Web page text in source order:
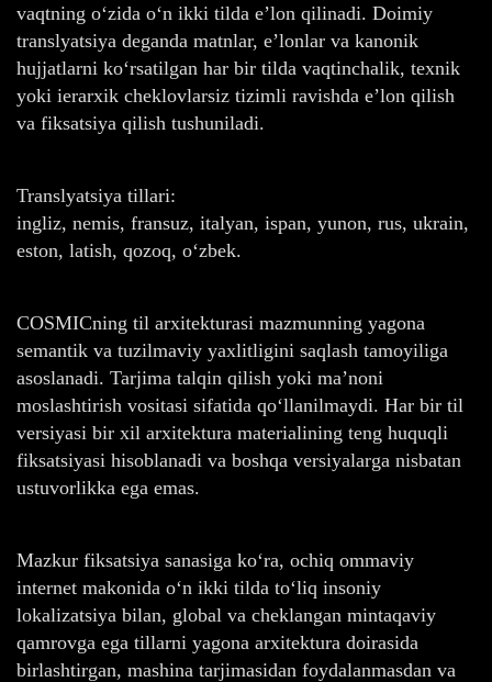
vaqtning o‘zida o‘n ikki tilda e’lon qilinadi. Doimiy
translyatsiya deganda matnlar, e’lonlar va kanonik
hujjatlarni ko‘rsatilgan har bir tilda vaqtinchalik, texnik
yoki ierarxik cheklovlarsiz tizimli ravishda e’lon qilish
va fiksatsiya qilish tushuniladi.
Translyatsiya tillari:
ingliz, nemis, fransuz, italyan, ispan, yunon, rus, ukrain,
eston, latish, qozoq, o‘zbek.
COSMICning til arxitekturasi mazmunning yagona
semantik va tuzilmaviy yaxlitligini saqlash tamoyiliga
asoslanadi. Tarjima talqin qilish yoki ma’noni
moslashtirish vositasi sifatida qo‘llanilmaydi. Har bir til
versiyasi bir xil arxitektura materialining teng huquqli
fiksatsiyasi hisoblanadi va boshqa versiyalarga nisbatan
ustuvorlikka ega emas.
Mazkur fiksatsiya sanasiga ko‘ra, ochiq ommaviy
internet makonida o‘n ikki tilda to‘liq insoniy
lokalizatsiya bilan, global va cheklangan mintaqaviy
qamrovga ega tillarni yagona arxitektura doirasida
birlashtirgan, mashina tarjimasidan foydalanmasdan va